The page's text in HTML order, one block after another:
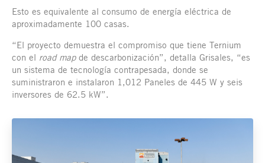
Esto es equivalente al consumo de energía eléctrica de
aproximadamente 100 casas.
“El proyecto demuestra el compromiso que tiene Ternium
con el road mapde descarbonización”, detalla Grisales, “es
un sistema de tecnología contrapesada, donde se
suministraron e instalaron 1,012 Paneles de 445 W y seis
inversores de 62.5 kW”.